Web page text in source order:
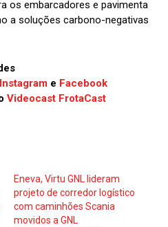
os embarcadores e pavimenta
a soluções carbono-negativas
Instagram e Facebook
Videocast FrotaCast
Eneva, Virtu GNL lideram
projeto de corredor logístico
com caminhões Scania
movidos a GNL